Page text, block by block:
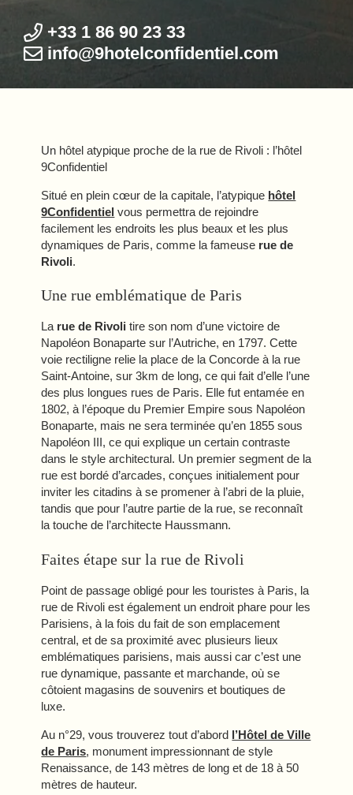
+33 1 86 90 23 33
info@9hotel­confidentiel.com
Un hôtel atypique proche de la rue de Rivoli : l’hôtel
9Confidentiel
Situé en plein cœur de la capitale, l’atypique hôtel
9Confidentiel vous permettra de rejoindre
facilement les endroits les plus beaux et les plus
dynamiques de Paris, comme la fameuse rue de
Rivoli.
Une rue emblématique de Paris
La rue de Rivoli tire son nom d’une victoire de
Napoléon Bonaparte sur l’Autriche, en 1797. Cette
voie rectiligne relie la place de la Concorde à la rue
Saint-Antoine, sur 3km de long, ce qui fait d’elle l’une
des plus longues rues de Paris. Elle fut entamée en
1802, à l’époque du Premier Empire sous Napoléon
Bonaparte, mais ne sera terminée qu’en 1855 sous
Napoléon III, ce qui explique un certain contraste
dans le style architectural. Un premier segment de la
rue est bordé d’arcades, conçues initialement pour
inviter les citadins à se promener à l’abri de la pluie,
tandis que pour l’autre partie de la rue, se reconnaît
la touche de l’architecte Haussmann.
Faites étape sur la rue de Rivoli
Point de passage obligé pour les touristes à Paris, la
rue de Rivoli est également un endroit phare pour les
Parisiens, à la fois du fait de son emplacement
central, et de sa proximité avec plusieurs lieux
emblématiques parisiens, mais aussi car c’est une
rue dynamique, passante et marchande, où se
côtoient magasins de souvenirs et boutiques de
luxe.
Au n°29, vous trouverez tout d’abord l’Hôtel de Ville
de Paris, monument impressionnant de style
Renaissance, de 143 mètres de long et de 18 à 50
mètres de hauteur.